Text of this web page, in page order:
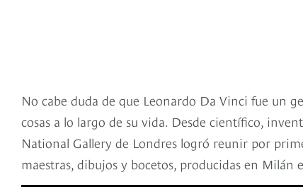
No cabe duda de que Leonardo Da Vinci fue un
cosas a lo largo de su vida. Desde científico,
National Gallery de Londres logró reunir por
maestras, dibujos y bocetos, producidas en